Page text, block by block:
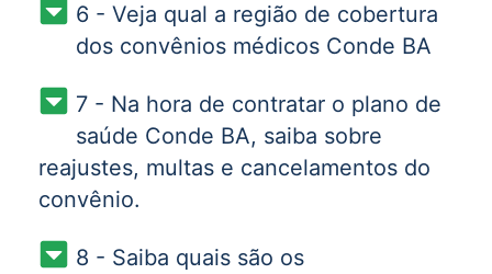
6 - Veja qual a região de cobertura
dos convênios médicos Conde BA
7 - Na hora de contratar o plano de
saúde Conde BA, saiba sobre
reajustes, multas e cancelamentos do
convênio.
8 - Saiba quais são os